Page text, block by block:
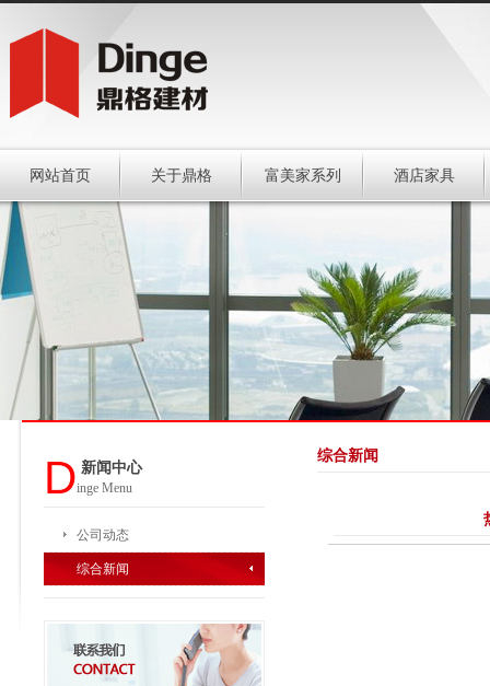
网站首页 关于鼎格 富美家系列 酒店家具
D 新闻中心
inge Menu
公司动态
综合新闻
综合新闻